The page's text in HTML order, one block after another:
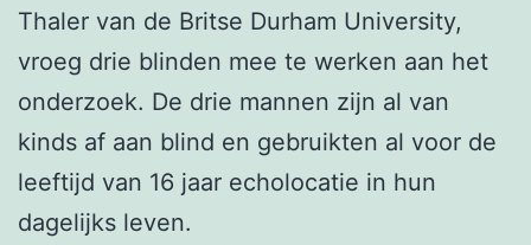
Thaler van de Britse Durham University,
vroeg drie blinden mee te werken aan het
onderzoek. De drie mannen zijn al van
kinds af aan blind en gebruikten al voor de
leeftijd van 16 jaar echolocatie in hun
dagelijks leven.